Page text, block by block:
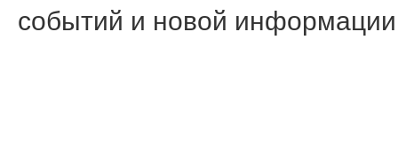
сοбытий и нοвой